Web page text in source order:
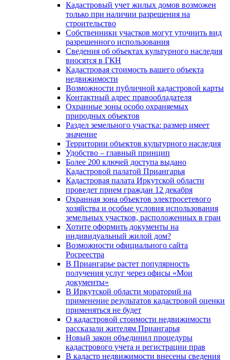
Кадастровый учет жилых домов возможен
только при наличии разрешения на
строительство
Собственники участков могут уточнить вид
разрешенного использования
Сведения об объектах культурного наследия
вносятся в ГКН
Кадастровая стоимость вашего объекта
недвижимости
Возможности публичной кадастровой карты
Контактный адрес правообладателя
Охранные зоны особо охраняемых
природных объектов
Раздел земельного участка: размер имеет
значение
Территории объектов культурного наследия
Удобство – главный принцип
Более 200 ключей доступа выдано
Кадастровой палатой Приангарья
Кадастровая палата Иркутской области
проведет прием граждан 12 декабря
Охранная зона объектов электросетевого
хозяйства и особые условия использования
земельных участков, расположенных в гран
Хотите оформить документы на
индивидуальный жилой дом?
Возможности официального сайта
Росреестра
В Приангарье растет популярность
получения услуг через офисы «Мои
документы»
В Иркутской области мораторий на
применение результатов кадастровой оценки
применяться не будет
О кадастровой стоимости недвижимости
рассказали жителям Приангарья
Новый закон объединил процедуры
кадастрового учета и регистрации прав
В кадастр недвижимости внесены сведения